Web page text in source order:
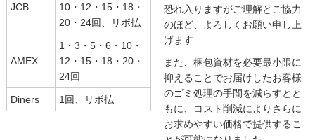
JCB
10・12・15・18・
20・24回、リボ払
AMEX
1・3・5・6・10・
12・15・18・20・
24回
Diners 1回、リボ払
恐れ入りますがご理解とご協力
のほど、よろしくお願い申し上
げます
また、梱包資材を必要最小限に
抑えることでお届けしたお客様
のゴミ処理の手間を減らすとと
もに、コスト削減によりさらに
お求めやすい価格で提供するこ